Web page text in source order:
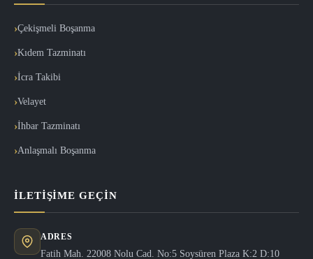
Çekişmeli Boşanma
Kıdem Tazminatı
İcra Takibi
Velayet
İhbar Tazminatı
Anlaşmalı Boşanma
İLETIŞIME GEÇIN
ADRES
Fatih Mah. 22008 Nolu Cad. No:5 Soysüren Plaza K:2 D:10